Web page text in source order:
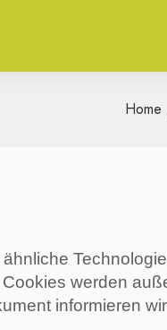
Home
werden
informieren